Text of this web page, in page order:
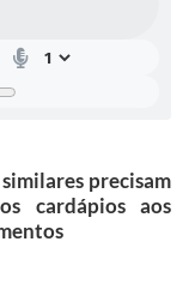
precisam
cardápios aos